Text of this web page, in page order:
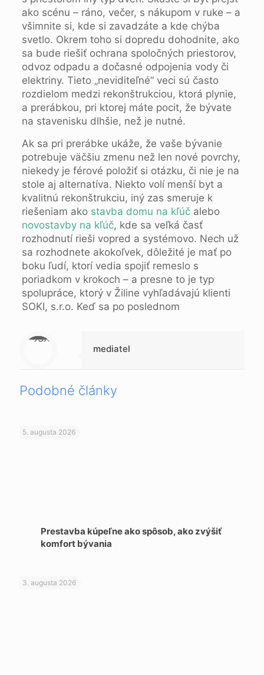
ako scénu – ráno, večer, s nákupom v ruke – a
všimnite si, kde si zavadzáte a kde chýba
svetlo. Okrem toho si dopredu dohodnite, ako
sa bude riešiť ochrana spoločných priestorov,
odvoz odpadu a dočasné odpojenia vody či
elektriny. Tieto „neviditeľné“ veci sú často
rozdielom medzi rekonštrukciou, ktorá plynie,
a prerábkou, pri ktorej máte pocit, že bývate
na stavenisku dlhšie, než je nutné.
Ak sa pri prerábke ukáže, že vaše bývanie
potrebuje väčšiu zmenu než len nové povrchy,
niekedy je férové položiť si otázku, či nie je na
stole aj alternatíva. Niekto volí menší byt a
kvalitnú rekonštrukciu, iný zas smeruje k
riešeniam ako stavba domu na kľúčalebo
novostavby na kľúč, kde sa veľká časť
rozhodnutí rieši vopred a systémovo. Nech už
sa rozhodnete akokoľvek, dôležité je mať po
boku ľudí, ktorí vedia spojiť remeslo s
poriadkom v krokoch – a presne to je typ
spolupráce, ktorý v Žiline vyhľadávajú klienti
SOKI, s.r.o. Keď sa po poslednom
Warning
: Trying to access array offset on null in
/data/d/1/d138f370-fb2d-41ed-8e54-da3f51f0f16a/beppc.online/web/wp-content/themes/betheme-child/includes/content-single.php
on line
286
mediatel
Podobné články
5. augusta 2026
Prestavba kúpeľne ako spôsob, ako zvýšiť
komfort bývania
3. augusta 2026